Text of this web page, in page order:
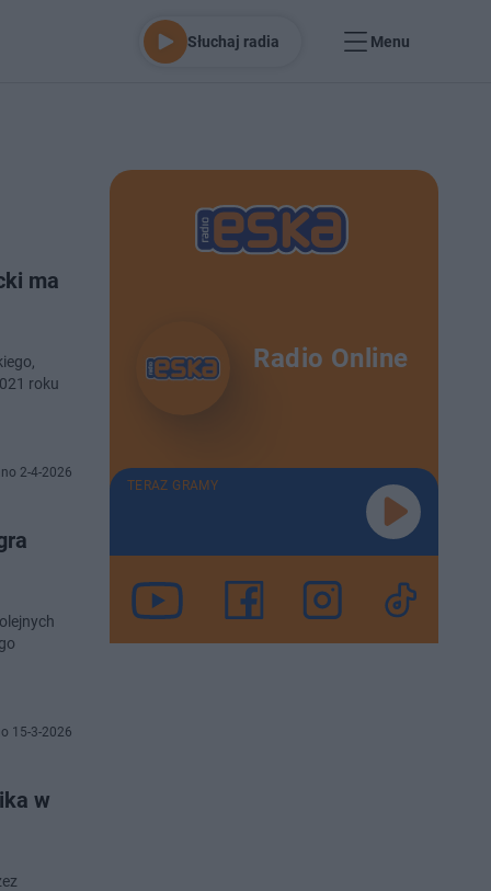
Słuchaj radia Menu
ma
roku
2-4-2026
15-3-2026
w
Radio Online
TERAZ GRAMY